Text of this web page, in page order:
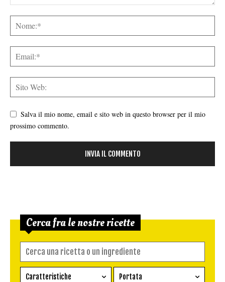
Salva il mio nome, email e sito web in questo browser per il mio
prossimo commento.
Cerca fra le nostre ricette
Caratteristiche Portata